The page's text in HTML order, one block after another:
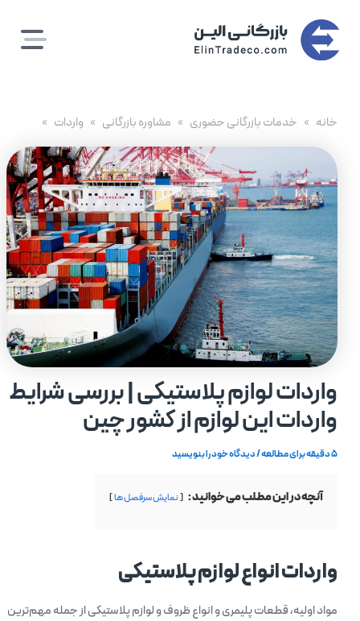
خانه خدمات بازرگانی حضوری مشاوره بازرگانی واردات
واردات لوازم پلاستیکی | بررسی شرایط
واردات این لوازم از کشور چین
5 دقیقه برای مطالعه /دیدگاه‌ خود را بنویسید
آنچه در این مطلب می خوانید : نمایش سرفصل ها
واردات انواع لوازم پلاستیکی
مواد اولیه، قطعات پلیمری و انواع ظروف و لوازم پلاستیکی از جمله مهم‎‌‌ترین